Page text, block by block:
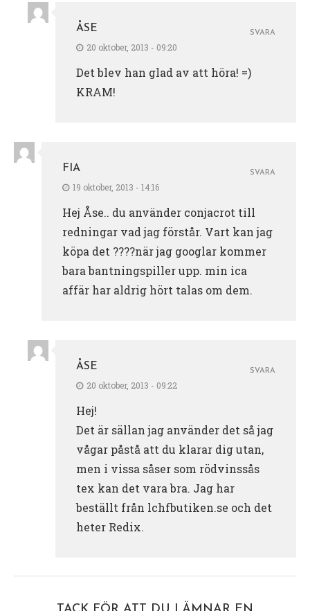
ÅSE
20 oktober, 2013 - 09:20
Det blev han glad av att höra! =)
KRAM!
SVARA
FIA
19 oktober, 2013 - 14:16
Hej Åse.. du använder conjacrot till
redningar vad jag förstår. Vart kan jag
köpa det ????när jag googlar kommer
bara bantningspiller upp. min ica
affär har aldrig hört talas om dem.
SVARA
ÅSE
20 oktober, 2013 - 09:22
Hej!
Det är sällan jag använder det så jag
vågar påstå att du klarar dig utan,
men i vissa såser som rödvinssås
tex kan det vara bra. Jag har
beställt från lchfbutiken.se och det
heter Redix.
SVARA